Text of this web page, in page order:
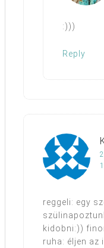
:)))
Reply
reggeli: egy
kidobni:))
ruha: éljen az